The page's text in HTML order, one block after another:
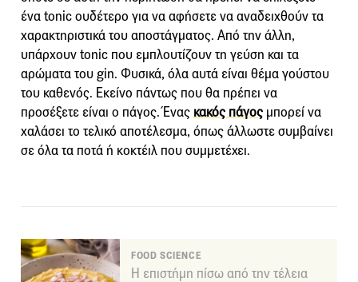
ένα tonic ουδέτερο για να αφήσετε να αναδειχθούν τα
χαρακτηριστικά του αποστάγματος. Από την άλλη,
υπάρχουν tonic που εμπλουτίζουν τη γεύση και τα
αρώματα του gin. Φυσικά, όλα αυτά είναι θέμα γούστου
του καθενός. Εκείνο πάντως που θα πρέπει να
προσέξετε είναι ο πάγος. Ένας κακός πάγος μπορεί να
χαλάσει το τελικό αποτέλεσμα, όπως άλλωστε συμβαίνει
σε όλα τα ποτά ή κοκτέιλ που συμμετέχει.
FOOD SCIENCE
Η επιστήμη πίσω από την τέλεια